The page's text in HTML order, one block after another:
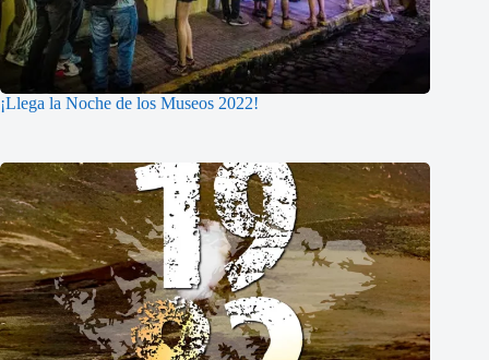
¡Llega la Noche de los Museos 2022!